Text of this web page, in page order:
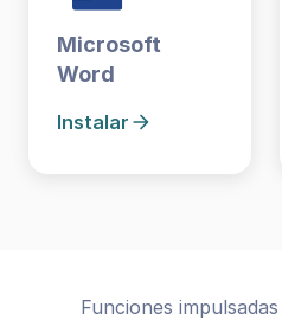
Microsoft
Word
Instalar
Funciones